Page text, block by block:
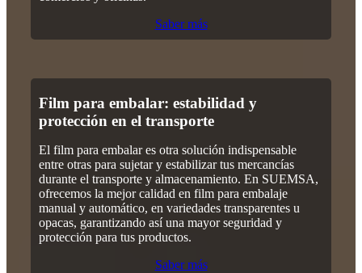
Saber más
Film para embalar: estabilidad y
protección en el transporte
El film para embalar es otra solución indispensable
entre otras para sujetar y estabilizar tus mercancías
durante el transporte y almacenamiento. En SUEMSA,
ofrecemos la mejor calidad en film para embalaje
manual y automático, en variedades transparentes u
opacas, garantizando así una mayor seguridad y
protección para tus productos.
Saber más